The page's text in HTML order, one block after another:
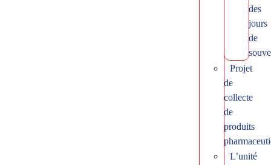
des
jours
de
Projet
de
collecte
de
produits
L’unité